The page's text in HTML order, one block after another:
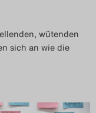
Blog
wütenden
sich an wie die